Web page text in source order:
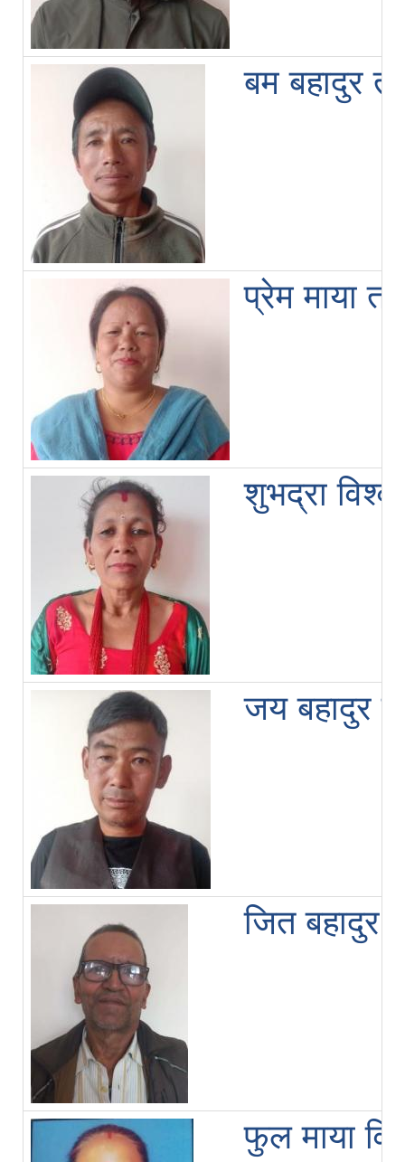
बम बहादुर
प्रेम माया
शुभद्रा
जय बहादुर
जित बहादुर
फुल माया